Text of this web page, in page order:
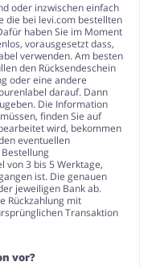
oder inzwischen einfach
die bei levi.com bestellten
haben Sie im Moment
vorausgesetzt dass,
verwenden. Am besten
den Rücksendeschein
oder eine andere
darauf. Dann
Die Information
finden Sie auf
wird, bekommen
eventuellen
von 3 bis 5 Werktage,
ist. Die genauen
jeweiligen Bank ab.
Rückzahlung mit
Transaktion
vor?